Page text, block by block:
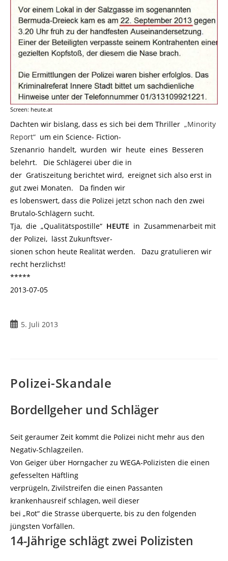
Screen: heute.at
Dachten wir bislang, dass es sich bei dem Thriller „Minority
Report“ um ein Science- Fiction-
Szenanrio handelt, wurden wir heute eines Besseren
belehrt. Die Schlägerei über die in
der Gratiszeitung berichtet wird, ereignet sich also erst in
gut zwei Monaten. Da finden wir
es lobenswert, dass die Polizei jetzt schon nach den zwei
Brutalo-Schlägern sucht.
Tja, die „Qualitätspostille“ HEUTE in Zusammenarbeit mit
der Polizei, lässt Zukunftsver-
sionen schon heute Realität werden. Dazu gratulieren wir
recht herzlichst!
*****
2013-07-05
Beitrag5. Juli 2013
Polizei-Skandale
Bordellgeher und Schläger
Seit geraumer Zeit kommt die Polizei nicht mehr aus den
Negativ-Schlagzeilen.
Von Geiger über Horngacher zu WEGA-Polizisten die einen
gefesselten Häftling
verprügeln, Zivilstreifen die einen Passanten
krankenhausreif schlagen, weil dieser
bei „Rot“ die Strasse überquerte, bis zu den folgenden
jüngsten Vorfällen.
14-Jährige schlägt zwei Polizisten